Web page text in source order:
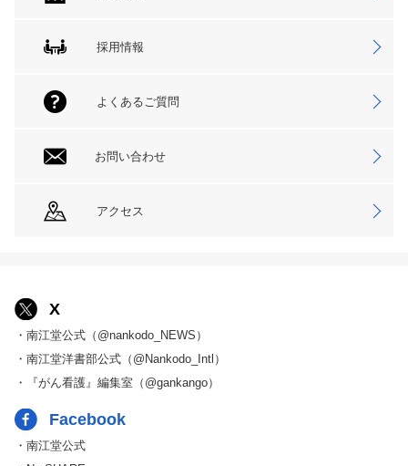
採用情報
よくあるご質問
お問い合わせ
アクセス
X
・南江堂公式（@nankodo_NEWS）
・南江堂洋書部公式（@Nankodo_Intl）
・『がん看護』編集室（@gankango）
Facebook
・南江堂公式